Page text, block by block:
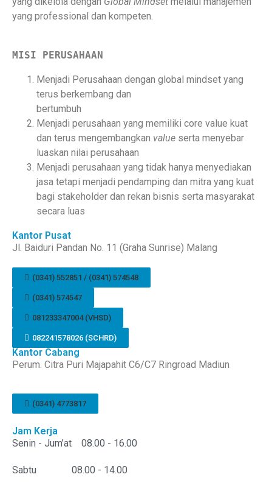
yang professional dan kompeten.
MISI PERUSAHAAN
Menjadi Perusahaan dengan global mindset yang
terus berkembang dan
bertumbuh
Menjadi perusahaan yang memiliki core value kuat
dan terus mengembangkan value serta menyebar
luaskan nilai perusahaan
Menjadi perusahaan yang tidak hanya menyediakan
jasa tetapi menjadi pendamping dan mitra yang kuat
bagi stakeholder dan rekan bisnis serta masyarakat
secara luas
Kantor Pusat
Jl. Baiduri Pandan No. 11 (Graha Sunrise) Malang
(0341) 552851 / (0341) 574548
(0341) 574547
081233347004 (VHSD)
082241578026 (SCHRD)
Kantor Cabang
Perum. Citra Puri Majapahit C6/C7 Ringroad Madiun
(0341) 4773817
Jam Kerja
Senin - Jum’at
08.00 - 16.00
Sabtu 08.00 - 14.00